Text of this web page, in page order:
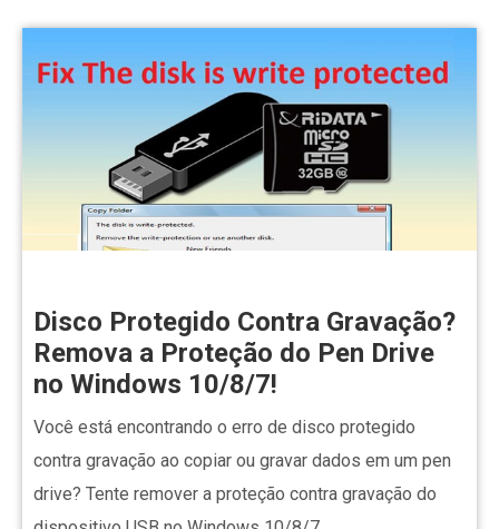
Disco Protegido Contra Gravação?
Remova a Proteção do Pen Drive
no Windows 10/8/7!
Você está encontrando o erro de disco protegido
contra gravação ao copiar ou gravar dados em um pen
drive? Tente remover a proteção contra gravação do